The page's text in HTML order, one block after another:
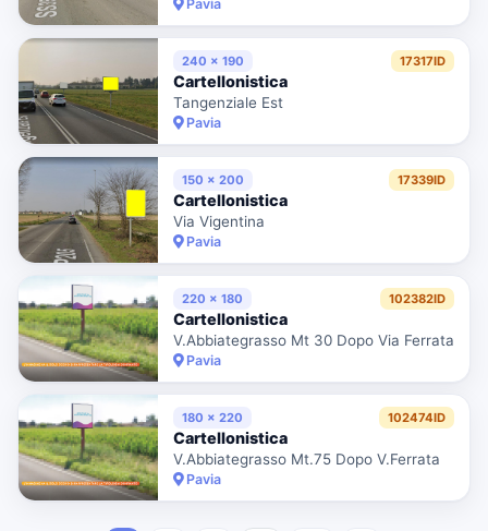
Pavia
240 x 190 17317ID
Cartellonistica
Tangenziale Est
Pavia
150 x 200 17339ID
Cartellonistica
Via Vigentina
Pavia
220 x 180 102382ID
Cartellonistica
V.Abbiategrasso Mt 30 Dopo Via Ferrata
Pavia
180 x 220 102474ID
Cartellonistica
V.Abbiategrasso Mt.75 Dopo V.Ferrata
Pavia